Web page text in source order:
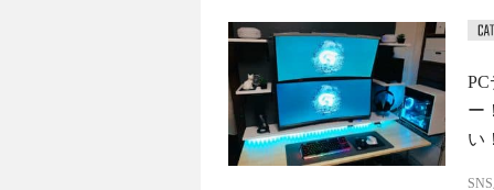
ー
い